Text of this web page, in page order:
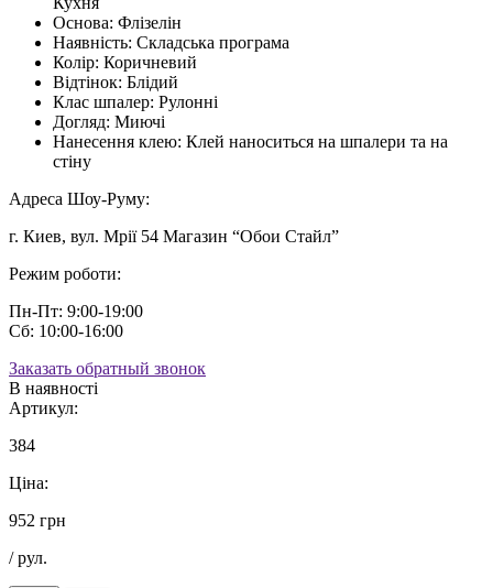
Основа: Флізелін
Наявність: Складська програма
Колір: Коричневий
Відтінок: Блідий
Клас шпалер: Рулонні
Догляд: Миючі
Нанесення клею: Клей наноситься на шпалери та на
стіну
Адреса Шоу-Руму:
г. Киев, вул. Мрії 54 Магазин “Обои Стайл”
Режим роботи:
Пн-Пт: 9:00-19:00
Сб: 10:00-16:00
Заказать обратный звонок
В наявності
Артикул:
384
Ціна:
952 грн
/ рул.